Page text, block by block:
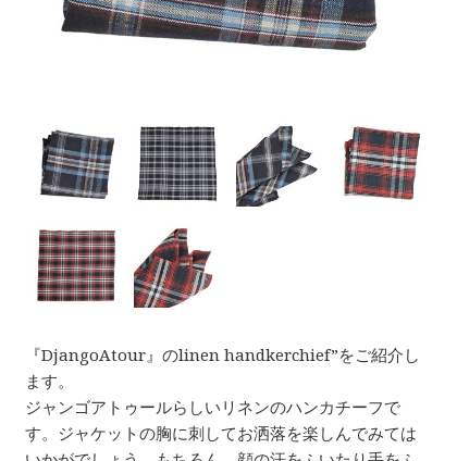
『DjangoAtour』のlinen handkerchief”をご紹介し
ます。
ジャンゴアトゥールらしいリネンのハンカチーフで
す。ジャケットの胸に刺してお洒落を楽しんでみては